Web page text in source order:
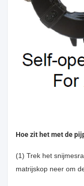
Hoe zit het met de
(1) Trek het
matrijskop neer om